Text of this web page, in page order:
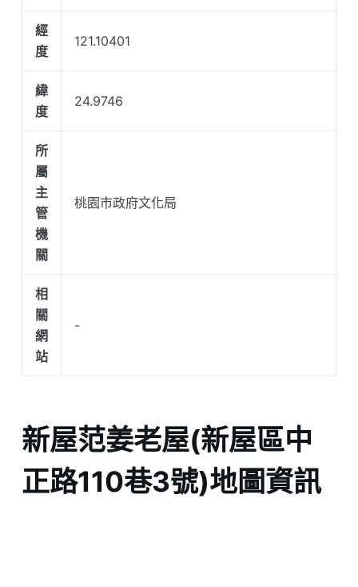
經
度
121.10401
緯
度
24.9746
所
屬
主
管
機
關
桃園市政府文化局
相
關
網
站
-
新屋范姜老屋(新屋區中
正路110巷3號)地圖資訊